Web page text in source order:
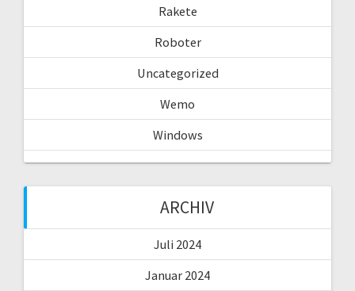
Rakete
Roboter
Uncategorized
Wemo
Windows
ARCHIV
Juli 2024
Januar 2024